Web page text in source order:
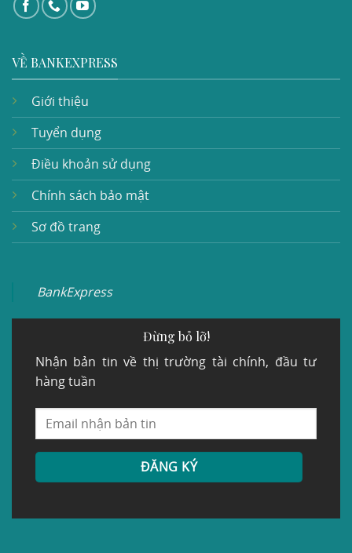
VỀ BANKEXPRESS
Giới thiệu
Tuyển dụng
Điều khoản sử dụng
Chính sách bảo mật
Sơ đồ trang
BankExpress
Đừng bỏ lỡ!
Nhận bản tin về thị trường tài chính, đầu tư
hàng tuần